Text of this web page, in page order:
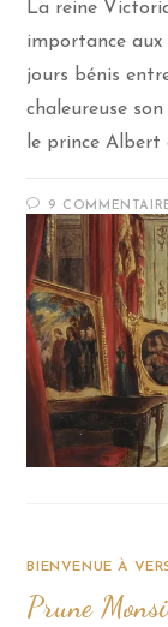
La reine
importance aux
jours bénis
chaleureuse
le prince Albert
9
BIENVENUE À
Prune